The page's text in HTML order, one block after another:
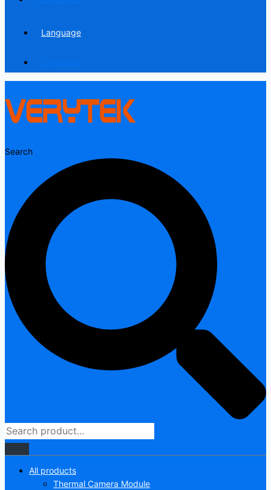
Language
Search
All products
Thermal Camera Module